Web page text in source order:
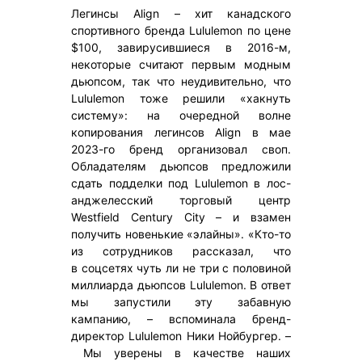
Легинсы Align – хит канадского
спортивного бренда Lululemon по цене
$100, завирусившиеся в 2016-м,
некоторые считают первым модным
дьюпсом, так что неудивительно, что
Lululemon тоже решили «хакнуть
систему»: на очередной волне
копирования легинсов Align в мае
2023-го бренд организовал своп.
Обладателям дьюпсов предложили
сдать подделки под Lululemon в лос-
анджелесский торговый центр
Westfield Century City – и взамен
получить новенькие «элайны». «Кто-то
из сотрудников рассказал, что
в соцсетях чуть ли не три с половиной
миллиарда дьюпсов Lululemon. В ответ
мы запустили эту забавную
кампанию, – вспоминала бренд-
директор Lululemon Ники Нойбургер. –
Мы уверены в качестве наших